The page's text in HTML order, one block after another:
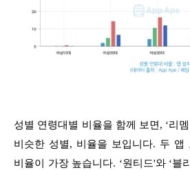
성별 연령대별 비율을 함께 보면, ‘리
비슷한 성별, 비율을 보입니다. 두 앱
비율이 가장 높습니다. ‘원티드'와 ‘블